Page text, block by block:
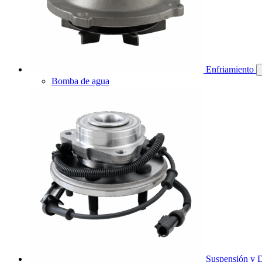
Enfriamiento
Bomba de agua
Suspensión y